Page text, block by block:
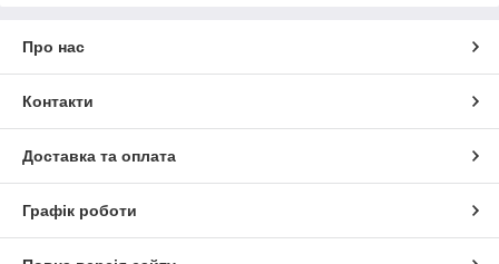
Про нас
Контакти
Доставка та оплата
Графік роботи